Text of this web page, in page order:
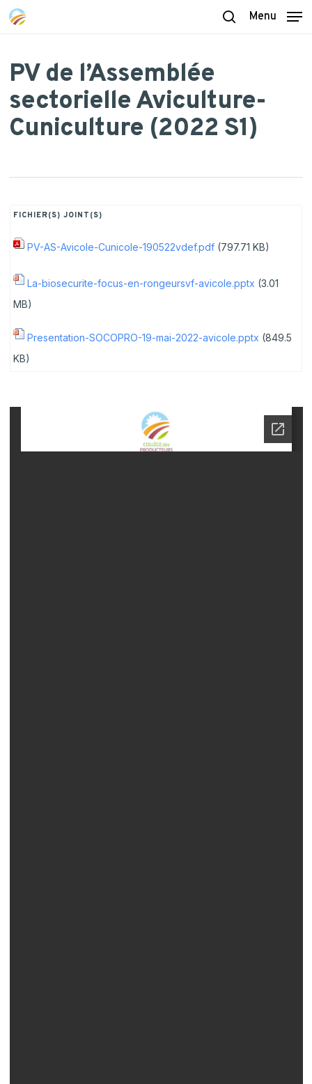
Skip
content
Menu
PV de l’Assemblée
sectorielle Aviculture-
Cuniculture (2022 S1)
FICHIER(S) JOINT(S)
PV-AS-Avicole-Cunicole-190522vdef.pdf (797.71 KB)
La-biosecurite-focus-en-rongeursvf-avicole.pptx (3.01
MB)
Presentation-SOCOPRO-19-mai-2022-avicole.pptx (849.5
KB)